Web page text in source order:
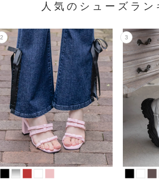
人気のシューズラン